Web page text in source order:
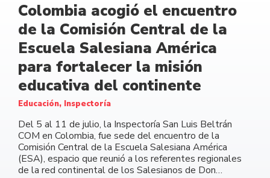
Colombia acogió el encuentro
de la Comisión Central de la
Escuela Salesiana América
para fortalecer la misión
educativa del continente
Educación, Inspectoría
Del 5 al 11 de julio, la Inspectoría San Luis Beltrán
COM en Colombia, fue sede del encuentro de la
Comisión Central de la Escuela Salesiana América
(ESA), espacio que reunió a los referentes regionales
de la red continental de los Salesianos de Don…